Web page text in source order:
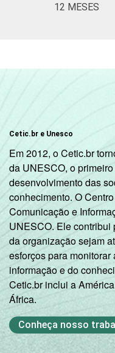
12 MESES
Cetic.br e Unesco
Em 2012, o Cetic.br
da UNESCO, o
desenvolvimento das
conhecimento. O
Comunicação e
UNESCO. Ele contribui
da organização sejam
esforços para
informação e do
Cetic.br inclui a
África.
Conheça nosso